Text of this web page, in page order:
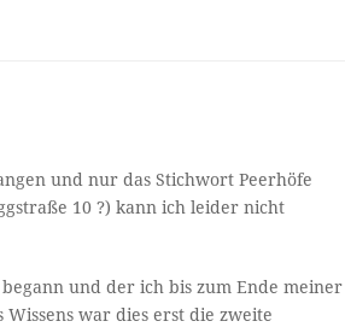
und nur das Stichwort Peerhöfe
10 ?) kann ich leider nicht
und der ich bis zum Ende meiner
war dies erst die zweite